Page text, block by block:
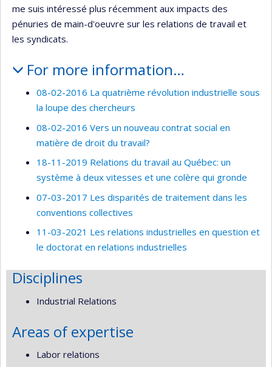
me suis intéressé plus récemment aux impacts des
pénuries de main-d'oeuvre sur les relations de travail et
les syndicats.
For more information…
08-02-2016 La quatrième révolution industrielle sous
la loupe des chercheurs
08-02-2016 Vers un nouveau contrat social en
matière de droit du travail?
18-11-2019 Relations du travail au Québec: un
système à deux vitesses et une colère qui gronde
07-03-2017 Les disparités de traitement dans les
conventions collectives
11-03-2021 Les relations industrielles en question et
le doctorat en relations industrielles
Disciplines
Industrial Relations
Areas of expertise
Labor relations